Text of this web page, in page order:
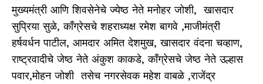
मुख्यमंत्री आणि शिवसेनेचे ज्येष्ठ नेते मनोहर जोशी, खासदार
सुप्रिया सुळे, कॉंग्रेसचे शहराध्यक्ष रमेश बागवे ,माजीमंत्री
हर्षवर्धन पाटील, आमदार अमित देशमुख, खासदार वंदना चव्हाण,
राष्ट्रवादीचे जेष्ठ नेते अंकुश काकडे, कॉंग्रेसचे जेष्ठ नेते उल्हास
पवार,मोहन जोशी तसेच नगरसेवक महेश वाबळे ,राजेंद्र